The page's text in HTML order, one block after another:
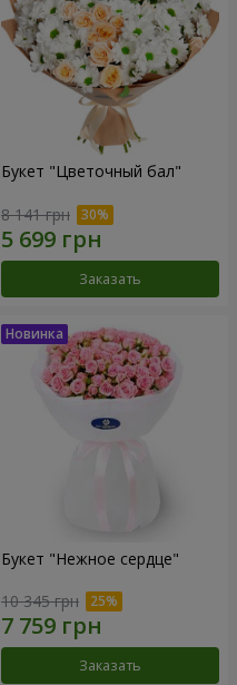
Букет "Цветочный бал"
8 141 грн
Заказать
Букет "Нежное сердце"
10 345 грн
Заказать